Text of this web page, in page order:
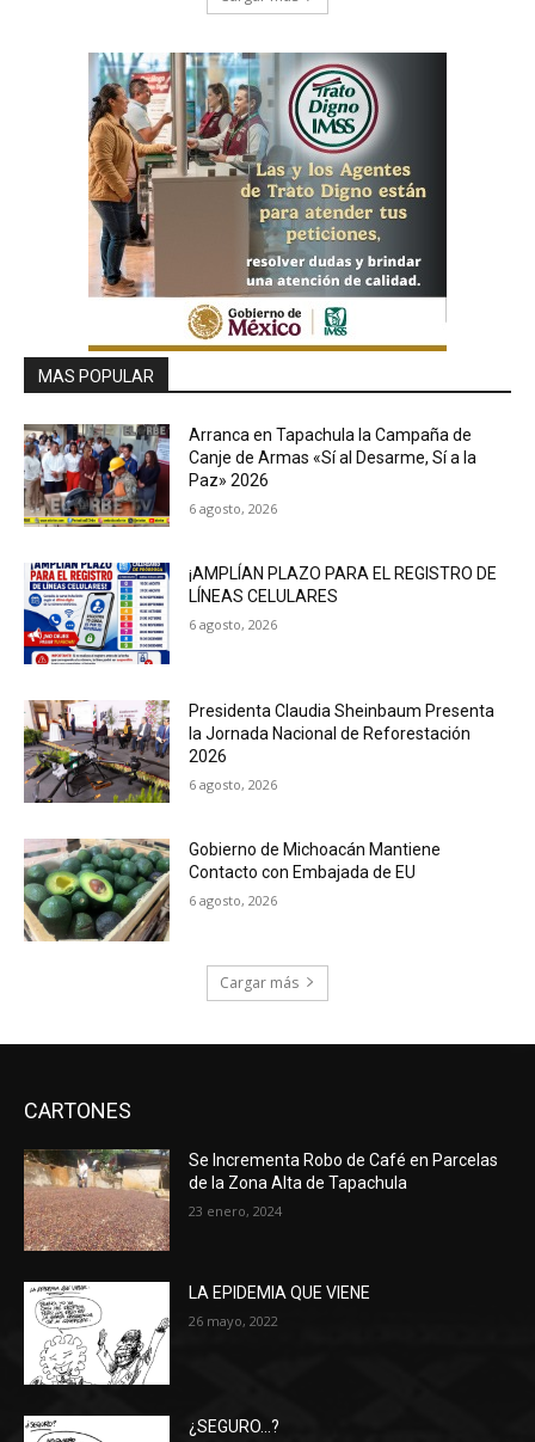
MAS POPULAR
Arranca en Tapachula la Campaña de
Canje de Armas «Sí al Desarme, Sí a la
Paz» 2026
6 agosto, 2026
¡AMPLÍAN PLAZO PARA EL REGISTRO DE
LÍNEAS CELULARES
6 agosto, 2026
Presidenta Claudia Sheinbaum Presenta
la Jornada Nacional de Reforestación
2026
6 agosto, 2026
Gobierno de Michoacán Mantiene
Contacto con Embajada de EU
6 agosto, 2026
Cargar más
CARTONES
Se Incrementa Robo de Café en Parcelas
de la Zona Alta de Tapachula
23 enero, 2024
LA EPIDEMIA QUE VIENE
26 mayo, 2022
¿SEGURO…?